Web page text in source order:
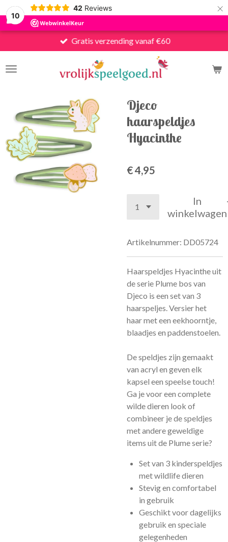
10
42 Reviews ×
Gratis verzending vanaf €60
Djeco
haarspeldjes
Hyacinthe
€ 4,95
In
winkelwagen
Artikelnummer: DD05724
Haarspeldjes Hyacinthe uit
de serie Plume bos van
Djeco is een set van 3
haarspeljes. Versier het
haar met een eekhoorntje,
blaadjes en paddenstoelen.
De speldjes zijn gemaakt
van acryl en geven elk
kapsel een speelse touch!
Ga je voor een complete
wilde dieren look of
combineer je de speldjes
met andere geweldige
items uit de Plume serie?
Set van 3 kinderspeldjes
met wildlife dieren
Stevig en comfortabel
in gebruik
Geschikt voor dagelijks
gebruik en speciale
gelegenheden